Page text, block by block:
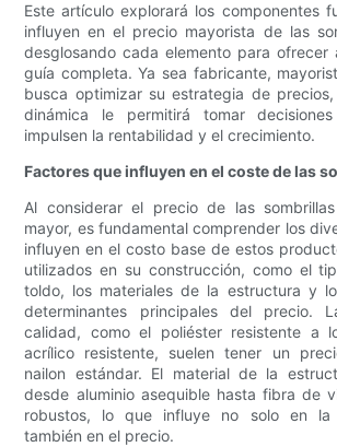
Este artículo explorará los componentes
influyen en el precio mayorista de las
desglosando cada elemento para ofrecer
guía completa. Ya sea fabricante,
busca optimizar su estrategia de
dinámica le permitirá tomar
impulsen la rentabilidad y el crecimiento.
Factores que influyen en el coste de las
Al considerar el precio de las
mayor, es fundamental comprender los
influyen en el costo base de estos
utilizados en su construcción, como el
toldo, los materiales de la estructura y
determinantes principales del precio.
calidad, como el poliéster resistente a
acrílico resistente, suelen tener un
nailon estándar. El material de la
desde aluminio asequible hasta fibra de
robustos, lo que influye no solo en la
también en el precio.